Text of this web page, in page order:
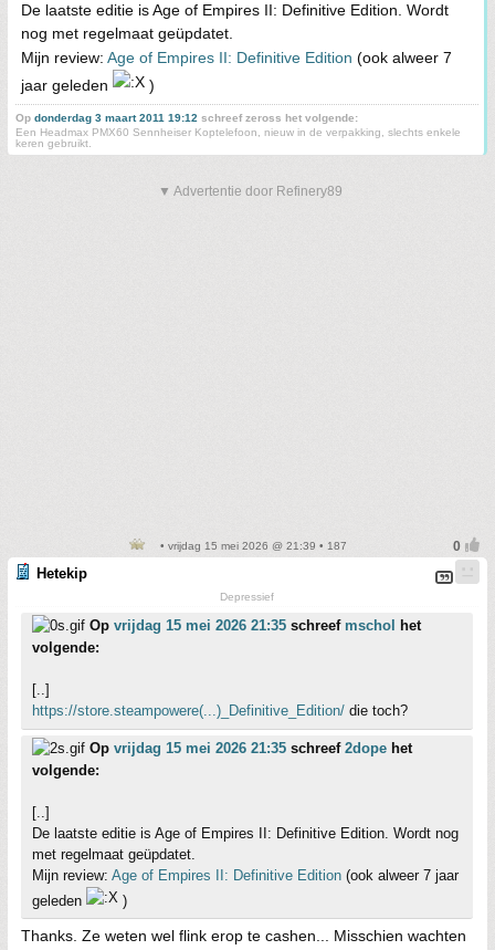
De laatste editie is Age of Empires II: Definitive Edition. Wordt
nog met regelmaat geüpdatet.
Mijn review: Age of Empires II: Definitive Edition (ook alweer 7
jaar geleden
)
Op donderdag 3 maart 2011 19:12 schreef zeross het volgende:
Een Headmax PMX60 Sennheiser Koptelefoon, nieuw in de verpakking, slechts enkele
keren gebruikt.
▼ Advertentie door Refinery89
• vrijdag 15 mei 2026 @ 21:39 • 187
Hetekip
Depressief
Op vrijdag 15 mei 2026 21:35 schreef mschol
het
volgende:
[..]
https://store.steampowere(...)_Definitive_Edition/ die toch?
Op vrijdag 15 mei 2026 21:35 schreef 2dope het
volgende:
[..]
De laatste editie is Age of Empires II: Definitive Edition. Wordt nog
met regelmaat geüpdatet.
Mijn review: Age of Empires II: Definitive Edition (ook alweer 7 jaar
geleden
)
Thanks. Ze weten wel flink erop te cashen... Misschien wachten